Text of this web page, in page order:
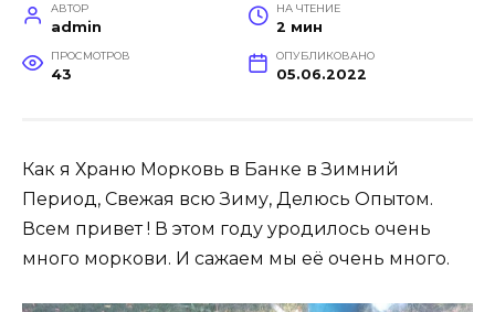
АВТОР
admin
НА ЧТЕНИЕ
2 мин
ПРОСМОТРОВ
43
ОПУБЛИКОВАНО
05.06.2022
Как я Храню Морковь в Банке в Зимний
Период, Свежая всю Зиму, Делюсь Опытом.
Всем привет ! В этом году уродилось очень
много моркови. И сажаем мы её очень много.